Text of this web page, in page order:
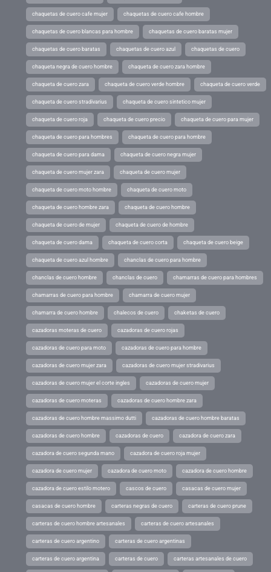
chaquetas de cuero cafe mujer chaquetas de cuero cafe hombre
chaquetas de cuero blancas para hombre chaquetas de cuero baratas mujer
chaquetas de cuero baratas chaquetas de cuero azul chaquetas de cuero
chaqueta negra de cuero hombre chaqueta de cuero zara hombre
chaqueta de cuero zara chaqueta de cuero verde hombre chaqueta de cuero verde
chaqueta de cuero stradivarius chaqueta de cuero sintetico mujer
chaqueta de cuero roja chaqueta de cuero precio chaqueta de cuero para mujer
chaqueta de cuero para hombres chaqueta de cuero para hombre
chaqueta de cuero para dama chaqueta de cuero negra mujer
chaqueta de cuero mujer zara chaqueta de cuero mujer
chaqueta de cuero moto hombre chaqueta de cuero moto
chaqueta de cuero hombre zara chaqueta de cuero hombre
chaqueta de cuero de mujer chaqueta de cuero de hombre
chaqueta de cuero dama chaqueta de cuero corta chaqueta de cuero beige
chaqueta de cuero azul hombre chanclas de cuero para hombre
chanclas de cuero hombre chanclas de cuero chamarras de cuero para hombres
chamarras de cuero para hombre chamarra de cuero mujer
chamarra de cuero hombre chalecos de cuero chaketas de cuero
cazadoras moteras de cuero cazadoras de cuero rojas
cazadoras de cuero para moto cazadoras de cuero para hombre
cazadoras de cuero mujer zara cazadoras de cuero mujer stradivarius
cazadoras de cuero mujer el corte ingles cazadoras de cuero mujer
cazadoras de cuero moteras cazadoras de cuero hombre zara
cazadoras de cuero hombre massimo dutti cazadoras de cuero hombre baratas
cazadoras de cuero hombre cazadoras de cuero cazadora de cuero zara
cazadora de cuero segunda mano cazadora de cuero roja mujer
cazadora de cuero mujer cazadora de cuero moto cazadora de cuero hombre
cazadora de cuero estilo motero cascos de cuero casacas de cuero mujer
casacas de cuero hombre carteras negras de cuero carteras de cuero prune
carteras de cuero hombre artesanales carteras de cuero artesanales
carteras de cuero argentino carteras de cuero argentinas
carteras de cuero argentina carteras de cuero carteras artesanales de cuero